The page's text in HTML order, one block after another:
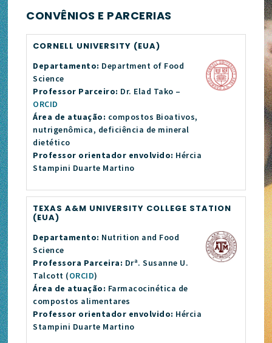
CONVÊNIOS E PARCERIAS
CORNELL UNIVERSITY (EUA)
Departamento: Department of Food
Science
Professor Parceiro: Dr. Elad Tako –
ORCID
Área de atuação: compostos Bioativos,
nutrigenômica, deficiência de mineral
dietético
Professor orientador envolvido: Hércia
Stampini Duarte Martino
TEXAS A&M UNIVERSITY COLLEGE STATION
(EUA)
Departamento: Nutrition and Food
Science
Professora Parceira: Drª. Susanne U.
Talcott (ORCID)
Área de atuação: Farmacocinética de
compostos alimentares
Professor orientador envolvido: Hércia
Stampini Duarte Martino